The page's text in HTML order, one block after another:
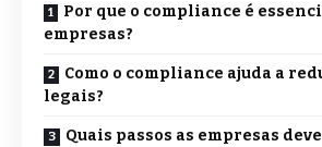
Por que o compliance é
empresas?
Como o compliance ajuda a
legais?
Quais passos as empresas